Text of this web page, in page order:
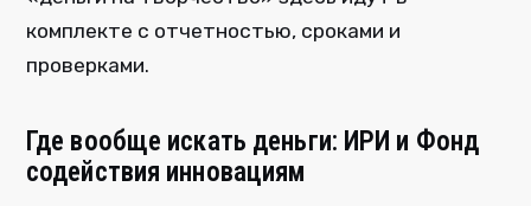
комплекте с отчетностью, сроками и
проверками.
Где вообще искать деньги: ИРИ и Фонд
содействия инновациям